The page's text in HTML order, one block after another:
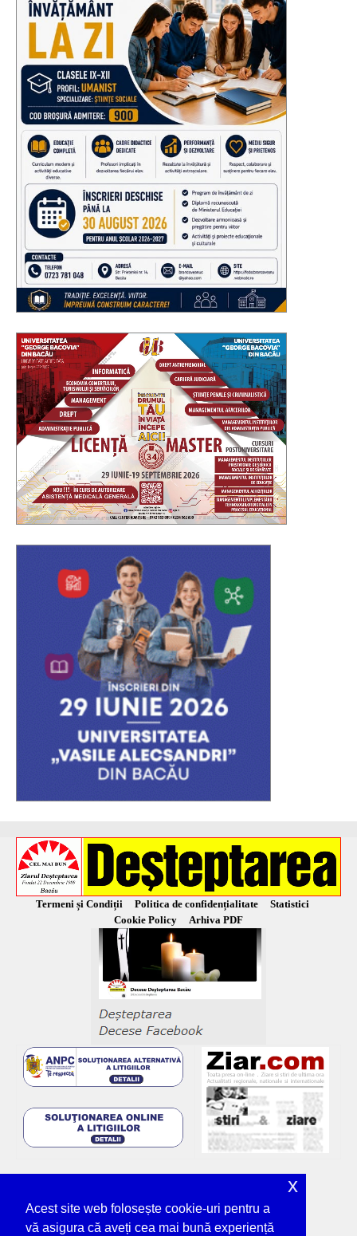
Termeni și Condiții Politica de confidențialitate
Statistici
Cookie Policy
Arhiva PDF
Acest site web folosește cookie-uri pentru a
vă asigura că aveți cea mai bună experiență
x